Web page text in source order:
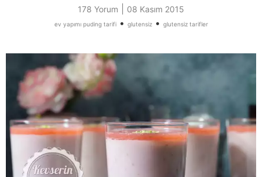
178 Yorum 08 Kasım 2015
ev yapımı puding tarifi• glutensiz• glutensiz tarifler